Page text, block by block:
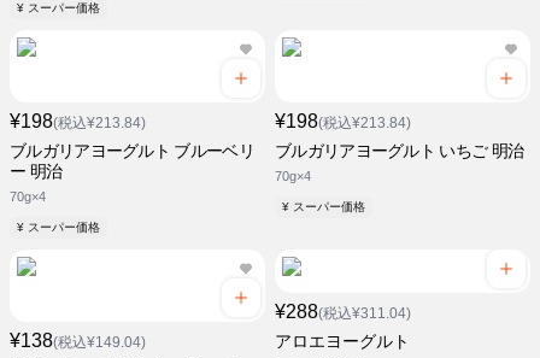
¥ スーパー価格
¥198(税込¥213.84)
ブルガリアヨーグルト ブルーベリ
ー 明治
70g×4
¥ スーパー価格
¥198(税込¥213.84)
ブルガリアヨーグルト いちご 明治
70g×4
¥ スーパー価格
¥138(税込¥149.04)
¥288(税込¥311.04)
アロエヨーグルト